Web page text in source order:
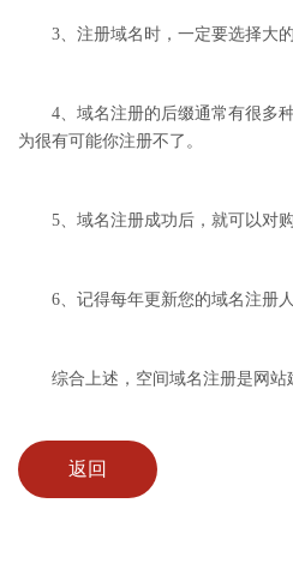
3、注册域名时，一定要选择大的
4、域名注册的后缀通常有很多种
为很有可能你注册不了。
5、域名注册成功后，就可以对购
6、记得每年更新您的域名注册人
综合上述，空间域名注册是网站
返回